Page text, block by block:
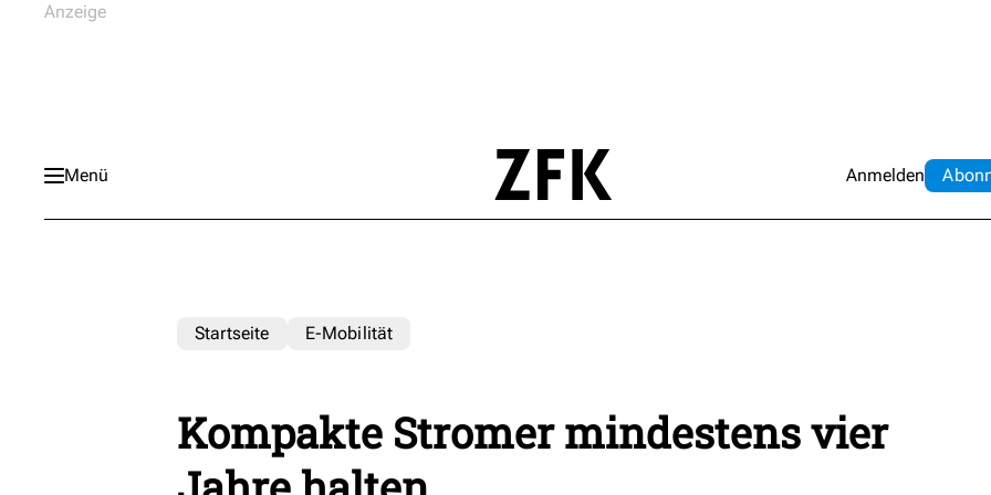
Menü Anmelden Abo
Startseite E-Mobilität
Kompakte Stromer mindestens vier